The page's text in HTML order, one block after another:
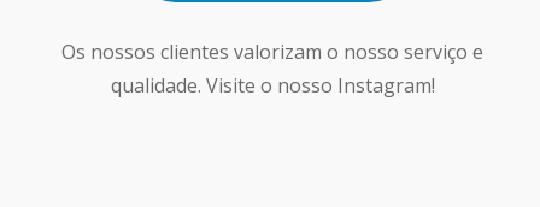
Os nossos clientes valorizam o nosso serviço e
qualidade. Visite o nosso Instagram!